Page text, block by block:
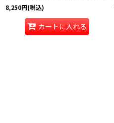
8,250円(税込)
カートに入れる